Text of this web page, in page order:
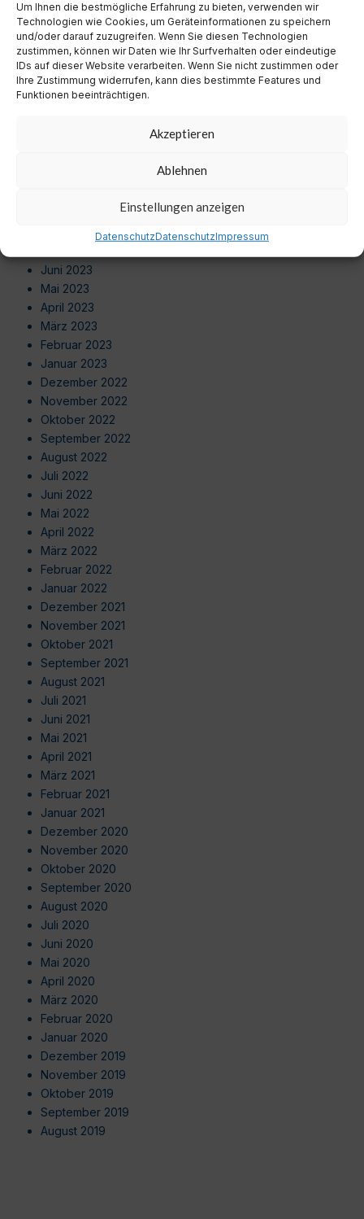
Um Ihnen die bestmögliche Erfahrung zu bieten, verwenden wir
Technologien wie Cookies, um Geräteinformationen zu speichern
und/oder darauf zuzugreifen. Wenn Sie diesen Technologien
zustimmen, können wir Daten wie Ihr Surfverhalten oder eindeutige
IDs auf dieser Website verarbeiten. Wenn Sie nicht zustimmen oder
Ihre Zustimmung widerrufen, kann dies bestimmte Features und
Funktionen beeinträchtigen.
Akzeptieren
Ablehnen
Einstellungen anzeigen
DatenschutzDatenschutzImpressum
August 2024
Juli 2024
Juni 2024
Mai 2024
April 2024
März 2024
September 2023
August 2023
Juni 2023
Mai 2023
April 2023
März 2023
Februar 2023
Januar 2023
Dezember 2022
November 2022
Oktober 2022
September 2022
August 2022
Juli 2022
Juni 2022
Mai 2022
April 2022
März 2022
Februar 2022
Januar 2022
Dezember 2021
November 2021
Oktober 2021
September 2021
August 2021
Juli 2021
Juni 2021
Mai 2021
April 2021
März 2021
Februar 2021
Januar 2021
Dezember 2020
November 2020
Oktober 2020
September 2020
August 2020
Juli 2020
Juni 2020
Mai 2020
April 2020
März 2020
Februar 2020
Januar 2020
Dezember 2019
November 2019
Oktober 2019
September 2019
August 2019